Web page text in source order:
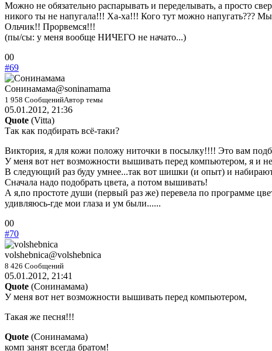
Можно не обязательно распарывать и переделывать, а просто
никого ты не напугала!!! Ха-ха!!! Кого тут можно напугать???
Ольчик!! Прорвемся!!!
(пы/сы: у меня вообще НИЧЕГО не начато...)
Голосуйте
-
палец
вниз.
0Голосуйте
-
палец
вверх.
0
#69
Сонинамама@soninamama
1 958 СообщенийАвтор темы
05.01.2012, 21:36
Quote (Vitta)
Так как подбирать всё-таки?
Виктория, я для кожи положу ниточки в посылку!!!! Это вам
У меня вот нет возможности вышивать перед компьютером, я и
В следующий раз буду умнее...так вот шишки (и опыт) и
Сначала надо подобрать цвета, а потом вышивать!
А я,по простоте души (первый раз же) перевела по программе
удивляюсь-где мои глаза и ум были......
Голосуйте
-
палец
вниз.
0Голосуйте
-
палец
вверх.
0
#70
volshebnica@volshebnica
8 426 Сообщений
05.01.2012, 21:41
Quote (Сонинамама)
У меня вот нет возможности вышивать перед компьютером,
Такая же песня!!!
Quote (Сонинамама)
комп занят всегда братом!